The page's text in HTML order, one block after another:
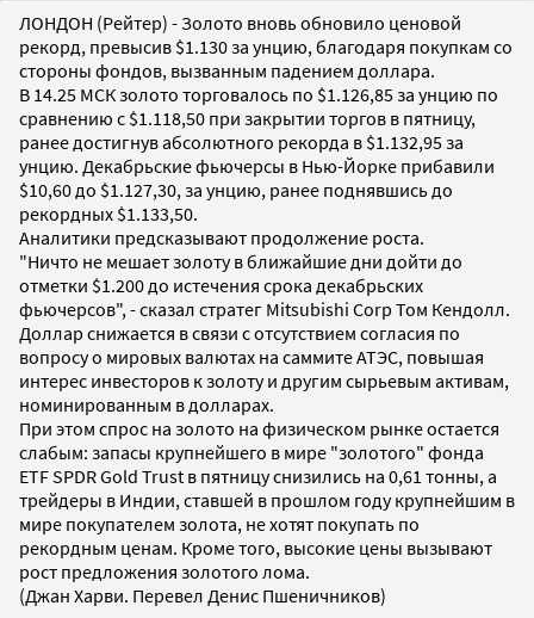
ЛОНДОН (Рейтер) - Золото вновь обновило ценовой
рекорд, превысив $1.130 за унцию, благодаря покупкам со
стороны фондов, вызванным падением доллара.
В 14.25 МСК золото торговалось по $1.126,85 за унцию по
сравнению с $1.118,50 при закрытии торгов в пятницу,
ранее достигнув абсолютного рекорда в $1.132,95 за
унцию. Декабрьские фьючерсы в Нью-Йорке прибавили
$10,60 до $1.127,30, за унцию, ранее поднявшись до
рекордных $1.133,50.
Аналитики предсказывают продолжение роста.
"Ничто не мешает золоту в ближайшие дни дойти до
отметки $1.200 до истечения срока декабрьских
фьючерсов", - сказал стратег Mitsubishi Corp Том Кендолл.
Доллар снижается в связи с отсутствием согласия по
вопросу о мировых валютах на саммите АТЭС, повышая
интерес инвесторов к золоту и другим сырьевым активам,
номинированным в долларах.
При этом спрос на золото на физическом рынке остается
слабым: запасы крупнейшего в мире "золотого" фонда
ETF SPDR Gold Trust в пятницу снизились на 0,61 тонны, а
трейдеры в Индии, ставшей в прошлом году крупнейшим в
мире покупателем золота, не хотят покупать по
рекордным ценам. Кроме того, высокие цены вызывают
рост предложения золотого лома.
(Джан Харви. Перевел Денис Пшеничников)